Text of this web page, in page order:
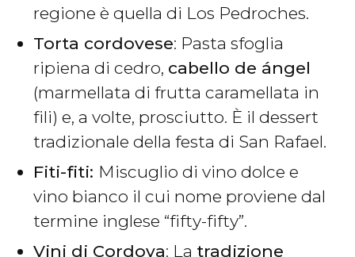
regione è quella di Los Pedroches.
Torta cordovese: Pasta sfoglia
ripiena di cedro, cabello de ángel
(marmellata di frutta caramellata in
fili) e, a volte, prosciutto. È il dessert
tradizionale della festa di San Rafael.
Fiti-fiti: Miscuglio di vino dolce e
vino bianco il cui nome proviene dal
termine inglese “fifty-fifty”.
Vini di Cordova: La tradizione